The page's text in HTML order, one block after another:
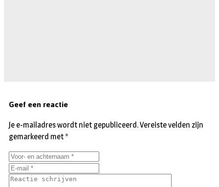
Geef een reactie
Je e-mailadres wordt niet gepubliceerd.Vereiste velden zijn
gemarkeerd met *